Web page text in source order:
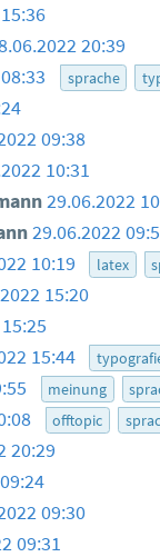
20:39
sprache
09:38
10:31
29.06.2022
29.06.2022
10:19 latex
15:20
15:44
meinung
offtopic
20:29
09:30
09:31